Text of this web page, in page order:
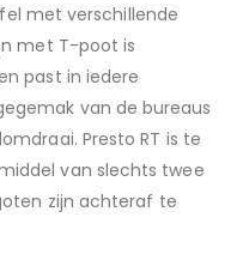
met verschillende
met T-poot is
past in iedere
van de bureaus
Presto RT is te
van slechts twee
zijn achteraf te